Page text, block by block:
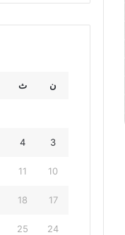
ن ث
3
4
10
11
17
18
24
25